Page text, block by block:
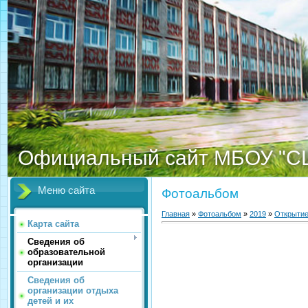
Официальный сайт МБОУ
Меню сайта
Карта сайта
Сведения об
образовательной
организации
Сведения об
организации отдыха
детей и их
Фотоальбом
Главная » Фотоальбом » 2019 »